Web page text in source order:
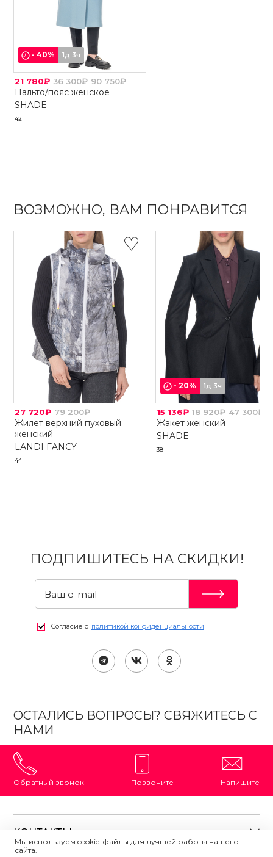
-40% 1д 3ч
21 780₽ 36 300₽ 90 750₽
Пальто/пояс женское
SHADE
42
ВОЗМОЖНО, ВАМ ПОНРАВИТСЯ
27 720₽ 79 200₽
Жилет верхний пуховый
женский
LANDI FANCY
44
-20% 1д 3ч
15 136₽ 18 920₽ 47 300₽
Жакет женский
SHADE
38
ПОДПИШИТЕСЬ НА СКИДКИ!
Согласие с политикой конфиденциальности
ОСТАЛИСЬ ВОПРОСЫ? СВЯЖИТЕСЬ С
НАМИ
Обратный звонок Позвоните Напишите
КОНТАКТЫ
Мы используем cookie-файлы для лучшей работы нашего
сайта.